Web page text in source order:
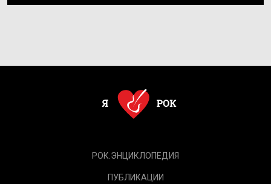
РОК.ЭНЦИКЛОПЕДИЯ
ПУБЛИКАЦИИ